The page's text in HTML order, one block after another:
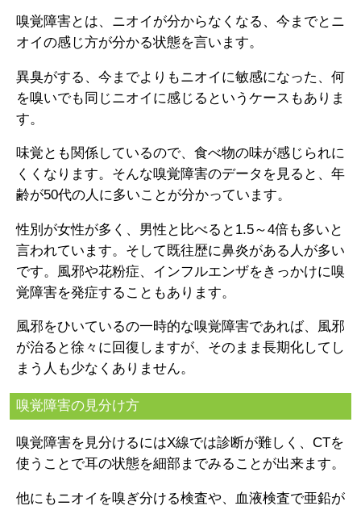
嗅覚障害とは、ニオイが分からなくなる、今までとニ
オイの感じ方が分かる状態を言います。
異臭がする、今までよりもニオイに敏感になった、何
を嗅いでも同じニオイに感じるというケースもありま
す。
味覚とも関係しているので、食べ物の味が感じられに
くくなります。そんな嗅覚障害のデータを見ると、年
齢が50代の人に多いことが分かっています。
性別が女性が多く、男性と比べると1.5～4倍も多いと
言われています。そして既往歴に鼻炎がある人が多い
です。風邪や花粉症、インフルエンザをきっかけに嗅
覚障害を発症することもあります。
風邪をひいているの一時的な嗅覚障害であれば、風邪
が治ると徐々に回復しますが、そのまま長期化してし
まう人も少なくありません。
嗅覚障害の見分け方
嗅覚障害を見分けるにはX線では診断が難しく、CTを
使うことで耳の状態を細部までみることが出来ます。
他にもニオイを嗅ぎ分ける検査や、血液検査で亜鉛が